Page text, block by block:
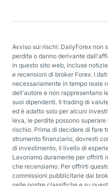
Avviso sui rischi: DailyForex non
perdita o danno derivante
in questo sito web, incluse
e recensioni di broker Forex. I
necessariamente in tempo reale
dell'autore e non rappresentano
suoi dipendenti. Il trading di
ed è adatto solo per alcuni
leva, le perdite possono
rischio. Prima di decidere di fare
strumento finanziario, dovresti
di investimento, il livello di
Lavoriamo duramente per offrirti
che recensiamo. Per offrirti
commissioni pubblicitarie dai